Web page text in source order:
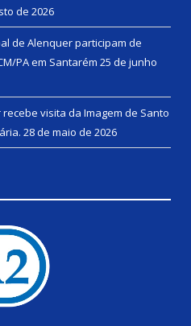
de 2026
de Alenquer participam de
PA em Santarém 25 de junho
visita da Imagem de Santo
28 de maio de 2026